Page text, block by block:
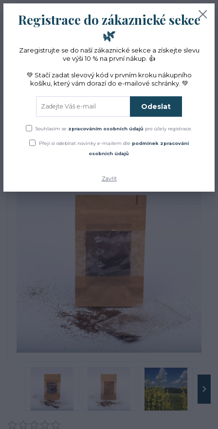
Menu
CZK
Hledat
(Po-Pá, 10-16 hod.)
0ks
0 Kč
Úvod Bylinky Semínka Semínka divizny velkokvěté
Semínka divizny velkokvěté
Registrace do zákaznické sekce
🌿
Zaregistrujte se do naší zákaznické sekce a získejte slevu
ve výši 10 % na první nákup. 👍
💚 Stačí zadat slevový kód v prvním kroku nákupního
košíku, který vám dorazí do e-mailové schránky. 💚
Odeslat
Souhlasím se zpracováním osobních údajů pro účely registrace.
Přeji si odebírat novinky e-mailem dle podmínek zpracování
osobních údajů
Zavřít